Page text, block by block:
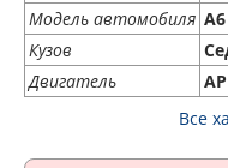
Модель автомобиля
Кузов
Двигатель
Все